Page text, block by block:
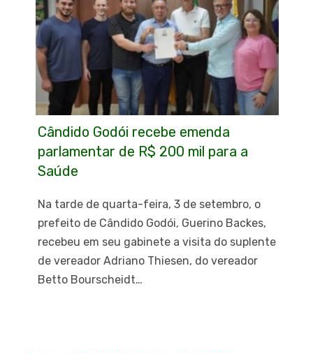
Cândido Godói recebe emenda
parlamentar de R$ 200 mil para a
Saúde
Na tarde de quarta-feira, 3 de setembro, o
prefeito de Cândido Godói, Guerino Backes,
recebeu em seu gabinete a visita do suplente
de vereador Adriano Thiesen, do vereador
Betto Bourscheidt…